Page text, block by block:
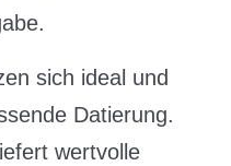
sich ideal und
Datierung.
wertvolle